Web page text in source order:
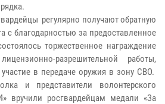
регулярно получают обратную
с благодарностью за предоставленное
торжественное награждение
разрешительной работы,
в передаче оружия в зону СВО.
и представители волонтерского
вручили росгвардейцам медали «За